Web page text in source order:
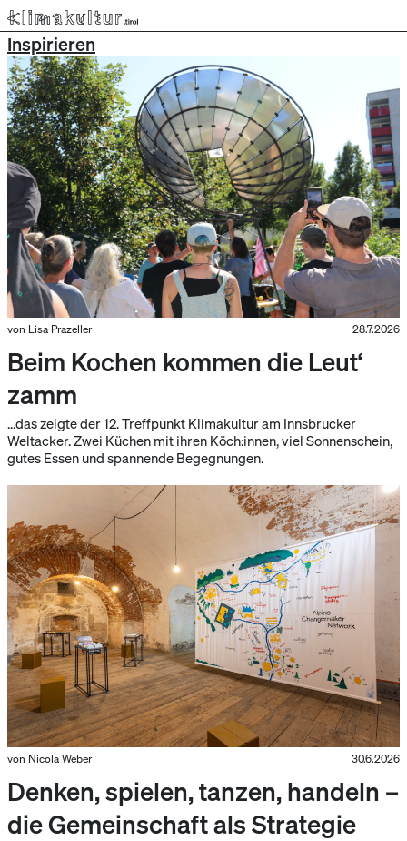
Inspirieren
von Lisa Prazeller 28.7.2026
Beim Kochen kommen die Leut‘
zamm
…das zeigte der 12. Treffpunkt Klimakultur am Innsbrucker
Weltacker. Zwei Küchen mit ihren Köch:innen, viel Sonnenschein,
gutes Essen und spannende Begegnungen.
von Nicola Weber 30.6.2026
Denken, spielen, tanzen, handeln –
die Gemeinschaft als Strategie